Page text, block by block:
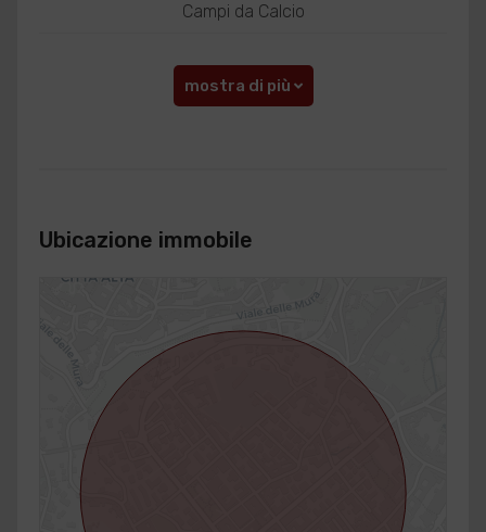
Campi da Calcio
mostra di più
Ubicazione immobile